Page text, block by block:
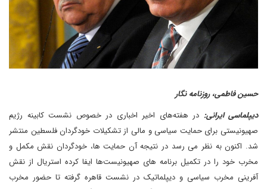
حسین فاطمی، روزنامه نگار
دیپلماسی ایرانی: در هفته‌های اخیر اخباری در خصوص نشست کابینه رژیم
صهیونیستی برای حمایت سیاسی و مالی از تشکیلات خودگردان فلسطین منتشر
شد. اکنون به نظر می رسد در نتیجه آن حمایت ها، خودگردان نقش مکمل و
مخرب خود را در تکمیل برنامه های صهیونیست‌ها ایفا کرده استریال از نقش
آفرینی مخرب سیاسی و دیپلماتیک در نشست قاهره گرفته تا حضور مخرب